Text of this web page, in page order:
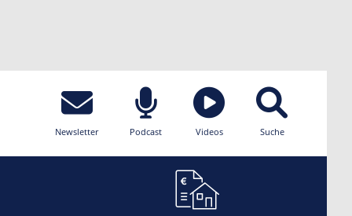
Newsletter Podcast Videos Suche